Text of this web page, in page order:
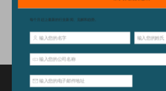
配件
特点和优点